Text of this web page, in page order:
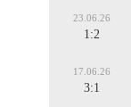
23.06.26
1:2
17.06.26
3:1